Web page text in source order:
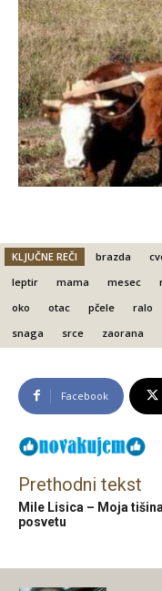
KLJUČNE REČI brazda
leptir
mama mesec
oko
otac pčele ralo
snaga
srce zaorana
Facebook
Prethodni tekst
Mile Lisica – Moja
posvetu